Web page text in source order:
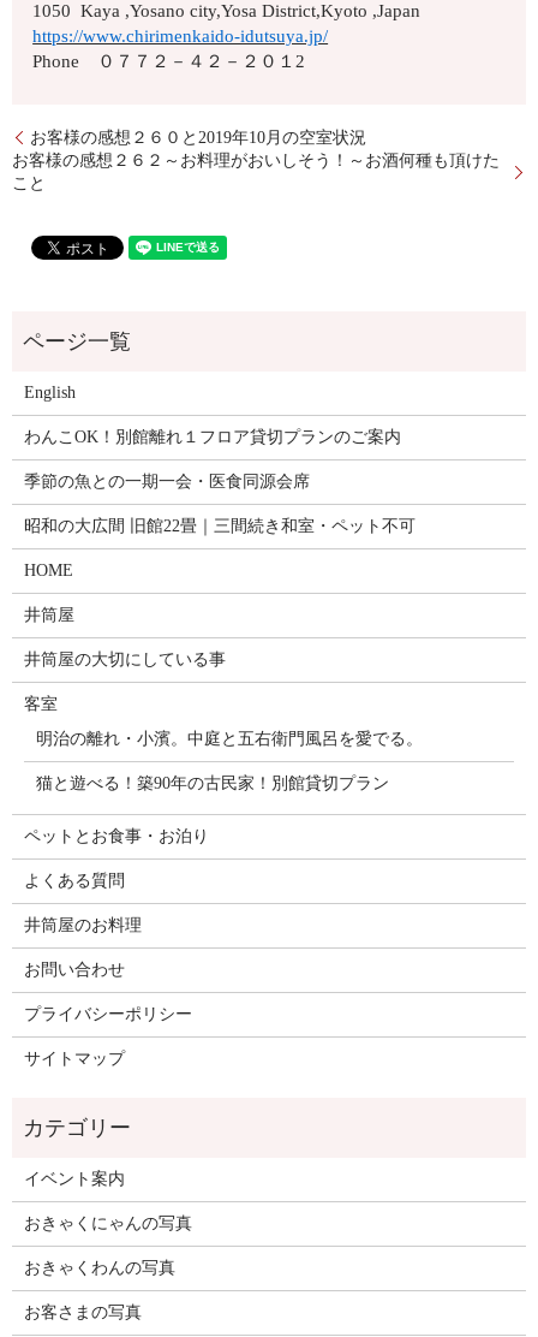
1050 Kaya ,Yosano city,Yosa District,Kyoto ,Japan
https://www.chirimenkaido-idutsuya.jp/
Phone ０７７２－４２－２０１2
お客様の感想２６０と2019年10月の空室状況
お客様の感想２６２～お料理がおいしそう！～お酒何種も頂けた
こと
English
わんこOK！別館離れ１フロア貸切プランのご案内
季節の魚との一期一会・医食同源会席
昭和の大広間 旧館22畳｜三間続き和室・ペット不可
HOME
井筒屋
井筒屋の大切にしている事
客室
明治の離れ・小濱。中庭と五右衛門風呂を愛でる。
猫と遊べる！築90年の古民家！別館貸切プラン
ペットとお食事・お泊り
よくある質問
井筒屋のお料理
お問い合わせ
プライバシーポリシー
サイトマップ
イベント案内
おきゃくにゃんの写真
おきゃくわんの写真
お客さまの写真